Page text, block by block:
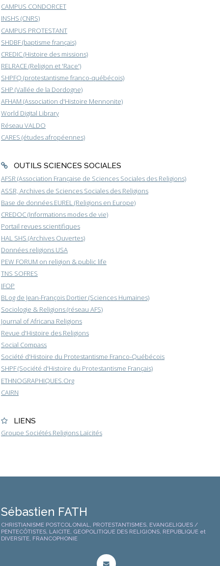
CAMPUS CONDORCET
INSHS (CNRS)
CAMPUS PROTESTANT
SHDBF (baptisme français)
CREDIC (Histoire des missions)
RELRACE (Religion et 'Race')
SHPFQ (protestantisme franco-québécois)
SHP (Vallée de la Dordogne)
AFHAM (Association d'Histoire Mennonite)
World Digital Library
Réseau VALDO
CARES (études afropéennes)
OUTILS SCIENCES SOCIALES
AFSR (Association Française de Sciences Sociales des Religions)
ASSR, Archives de Sciences Sociales des Religions
Base de données EUREL (Religions en Europe)
CREDOC (Informations modes de vie)
Portail revues scientifiques
HAL SHS (Archives Ouvertes)
Données religions USA
PEW FORUM on religion & public life
TNS SOFRES
IFOP
BLog de Jean-François Dortier (Sciences Humaines)
Sociologie & Religions (réseau AFS)
Journal of Africana Religions
Revue d'Histoire des Religions
Social Compass
Société d'Histoire du Protestantisme Franco-Québécois
SHPF (Société d'Histoire du Protestantisme Français)
ETHNOGRAPHIQUES.Org
CAIRN
LIENS
Groupe Sociétés Religions Laïcités
Sébastien FATH
CHRISTIANISME POSTCOLONIAL, PROTESTANTISMES, EVANGELIQUES /
PENTECÔTISTES, LAICITE, GEOPOLITIQUE DES RELIGIONS, REPUBLIQUE et
DIVERSITE, FRANCOPHONIE